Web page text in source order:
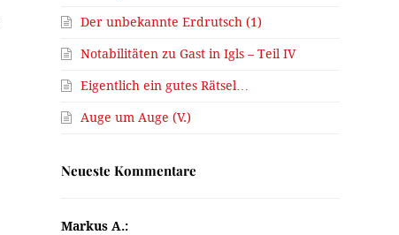
Der unbekannte Erdrutsch (1)
Notabilitäten zu Gast in Igls – Teil IV
Eigentlich ein gutes Rätsel…
Auge um Auge (V.)
Neueste Kommentare
Markus A.: